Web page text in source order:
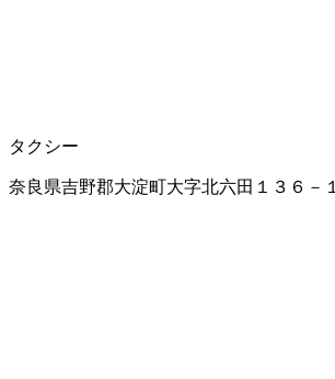
タクシー
奈良県吉野郡大淀町大字北六田１３６－１